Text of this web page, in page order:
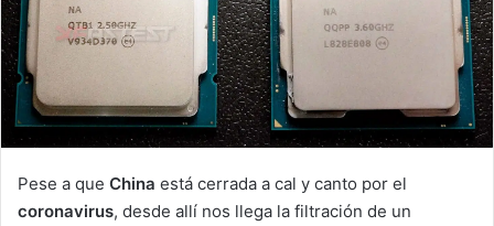
Pese a que China está cerrada a cal y canto por el
coronavirus, desde allí nos llega la filtración de un